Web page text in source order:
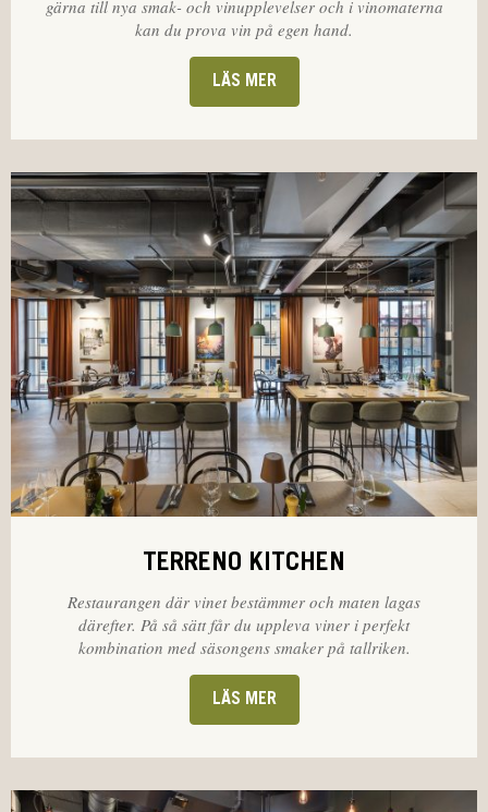
gärna till nya smak- och vinupplevelser och i vinomaterna
kan du prova vin på egen hand.
LÄS MER
TERRENO KITCHEN
Restaurangen där vinet bestämmer och maten lagas
därefter. På så sätt får du uppleva viner i perfekt
kombination med säsongens smaker på tallriken.
LÄS MER